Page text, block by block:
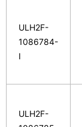
ULH2F-
1086784-
I
ULH2F-